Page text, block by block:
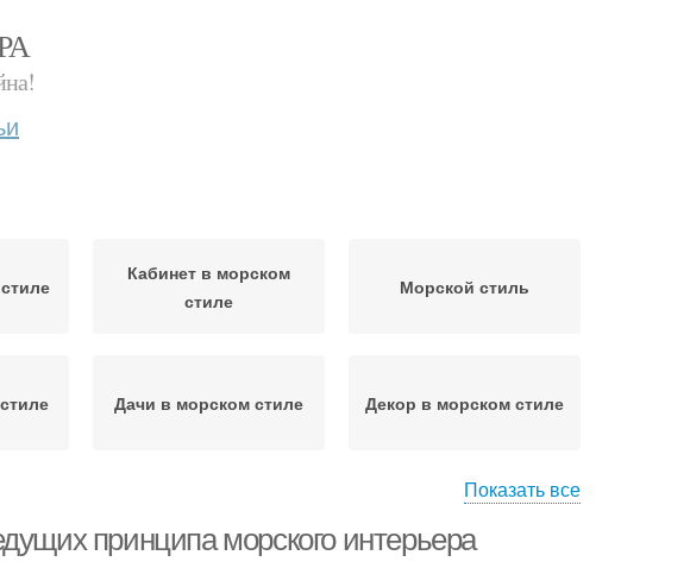
Кабинет в морском
стиле
Морской стиль
Дачи в морском стиле Декор в морском стиле
Показать все
принципа морского интерьера